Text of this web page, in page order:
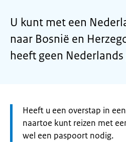
U kunt met een
naar Bosnië en
heeft geen
Let
op:
Heeft u een overstap in
naartoe kunt reizen met
wel een paspoort nodig.